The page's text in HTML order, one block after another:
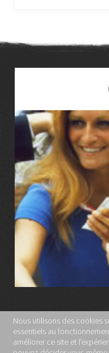
Nous utilisons des cookies
essentiels au
améliorer ce site et